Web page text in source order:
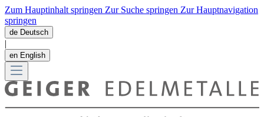
Zum Hauptinhalt springen Zur Suche springen Zur Hauptnavigation
springen
de Deutsch
|
en English